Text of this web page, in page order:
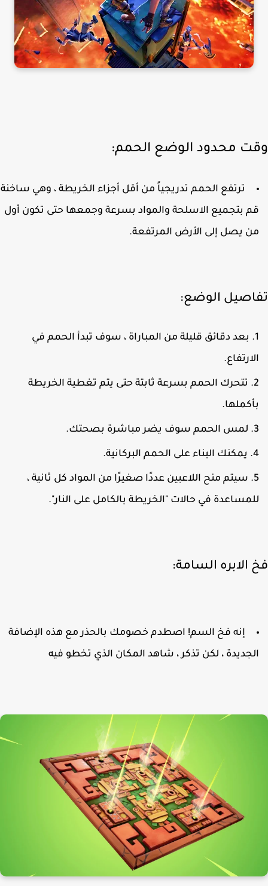
محدود الوضع الحمم:
ترتفع الحمم تدريجياً من أقل أجزاء الخريطة ، وهي ساخنة
بتجميع الاسلحة والمواد بسرعة وجمعها حتى تكون أول
يصل إلى الأرض المرتفعة.
الوضع:
بعد دقائق قليلة من المباراة ، سوف تبدأ الحمم في
تتحرك الحمم بسرعة ثابتة حتى يتم تغطية الخريطة
لمس الحمم سوف يضر مباشرة بصحتك.
يمكنك البناء على الحمم البركانية.
سيتم منح اللاعبين عددًا صغيرًا من المواد كل ثانية ،
في حالات "الخريطة بالكامل على النار".
الابره السامة:
إنه فخ السم! اصطدم خصومك بالحذر مع هذه الإضافة
، لكن تذكر ، شاهد المكان الذي تخطو فيه